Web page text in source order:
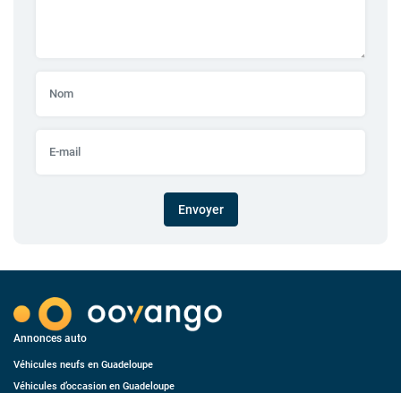
Envoyer
Annonces auto
Véhicules neufs en Guadeloupe
Véhicules d’occasion en Guadeloupe